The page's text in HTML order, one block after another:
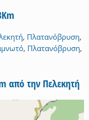
, Πλατανόβρυση,
, Πλατανόβρυση,
από την Πελεκητή